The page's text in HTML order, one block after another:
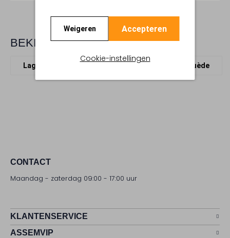
Weigeren Accepteren
Cookie-instellingen
BEKIJK MEER
Lage sneakers The Hoff Brand Suède
CONTACT
Maandag - zaterdag 09:00 - 17:00 uur
KLANTENSERVICE
ASSEMVIP